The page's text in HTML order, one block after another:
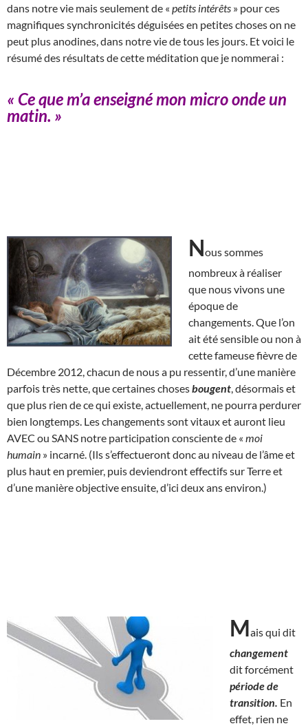
dans notre vie mais seulement de « petits intérêts » pour ces
magnifiques synchronicités déguisées en petites choses on ne
peut plus anodines, dans notre vie de tous les jours. Et voici le
résumé des résultats de cette méditation que je nommerai :
« Ce que m’a enseigné mon micro onde un
matin. »
Nous sommes
nombreux à réaliser
que nous vivons une
époque de
changements. Que l’on
ait été sensible ou non à
cette fameuse fièvre de
Décembre 2012, chacun de nous a pu ressentir, d’une manière
parfois très nette, que certaines chosesbougent , désormais et
que plus rien de ce qui existe, actuellement, ne pourra perdurer
bien longtemps. Les changements sont vitaux et auront lieu
AVEC ou SANS notre participation consciente de « moi
humain » incarné. (Ils s’effectueront donc au niveau de l’âme et
plus haut en premier, puis deviendront effectifs sur Terre et
d’une manière objective ensuite, d’ici deux ans environ.)
Mais qui dit
changement
dit forcément
période de
transition. En
effet, rien ne